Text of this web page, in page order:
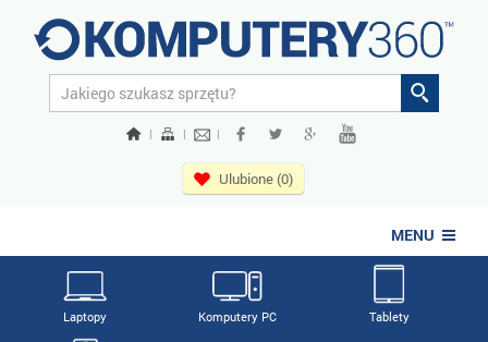
| | |
Ulubione (0)
MENU
Laptopy Komputery PC Tablety